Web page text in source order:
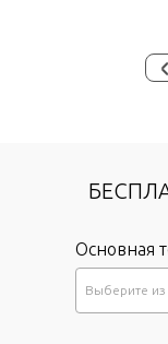
Основная
Выберите из